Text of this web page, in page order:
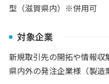
型（滋賀県内）※併用可
対象企業
新規取引先の開拓や情報収
県内外の発注企業様（製造